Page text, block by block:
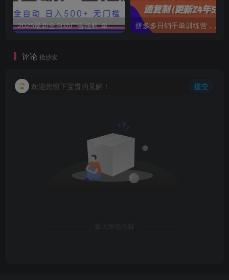
2025最新全自动广告挂机 单机500+实操分享 小白可无脑操作
评论 抢沙发
欢迎您留下宝贵的见解！ 提交
暂无评论内容